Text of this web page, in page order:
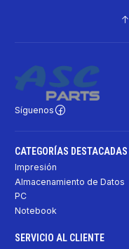
Síguenos
CATEGORÍAS DESTACADAS
Impresión
Almacenamiento de Datos
PC
Notebook
SERVICIO AL CLIENTE